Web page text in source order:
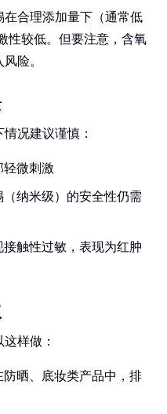
在合理添加量下（通常低
性较低。但要注意，含氧
险。
况建议谨慎：
轻微刺激
（纳米级）的安全性仍需
接触性过敏，表现为红肿
样做：
防晒、底妆类产品中，排